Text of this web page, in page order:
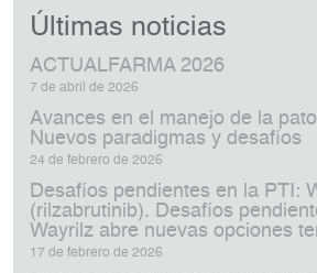
Últimas noticias
ACTUALFARMA 2026
7 de abril de 2026
Avances en el manejo de la
Nuevos paradigmas y desafíos
24 de febrero de 2026
Desafíos pendientes en la PTI:
(rilzabrutinib). Desafíos
Wayrilz abre nuevas opciones
17 de febrero de 2026